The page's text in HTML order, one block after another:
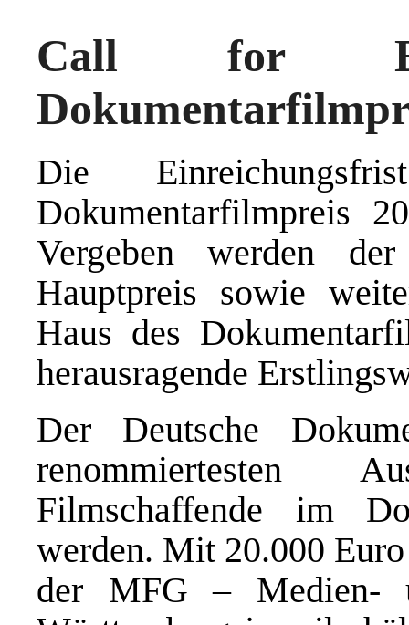
Call for
Die
Dokumentarfilmpreis
Vergeben werden
Hauptpreis sowie
Haus des
herausragende
Der Deutsche
renommiertesten
Filmschaffende im
werden. Mit 20.000
der MFG – Medien-